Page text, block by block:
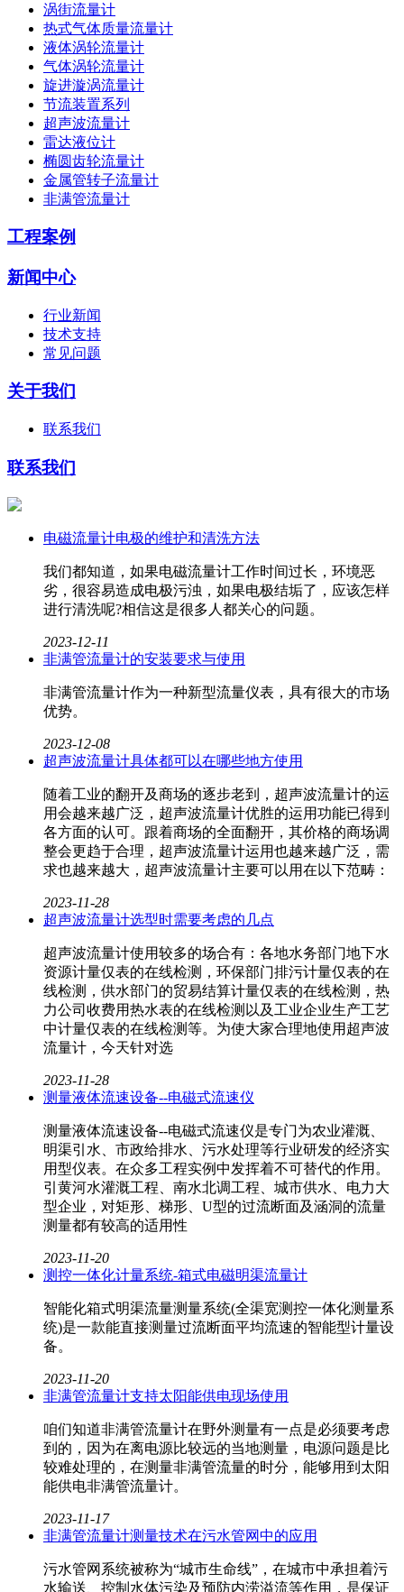
涡街流量计
热式气体质量流量计
液体涡轮流量计
气体涡轮流量计
旋进漩涡流量计
节流装置系列
超声波流量计
雷达液位计
椭圆齿轮流量计
金属管转子流量计
非满管流量计
工程案例
新闻中心
行业新闻
技术支持
常见问题
关于我们
联系我们
联系我们
电磁流量计电极的维护和清洗方法
我们都知道，如果电磁流量计​工作时间过长，环境恶
劣，很容易造成电极污浊，如果电极结垢了，应该怎样
进行清洗呢?相信这是很多人都关心的问题。
2023-12-11
非满管流量计的安装要求与使用
非满管流量计作为一种新型流量仪表，具有很大的市场
优势。
2023-12-08
超声波流量计具体都可以在哪些地方使用
随着工业的翻开及商场的逐步老到，超声波流量计​的运
用会越来越广泛，超声波流量计优胜的运用功能已得到
各方面的认可。跟着商场的全面翻开，其价格的商场调
整会更趋于合理，超声波流量计运用也越来越广泛，需
求也越来越大，超声波流量计主要可以用在以下范畴：
2023-11-28
超声波流量计选型时需要考虑的几点
超声波流量计​使用较多的场合有：各地水务部门地下水
资源计量仅表的在线检测，环保部门排污计量仅表的在
线检测，供水部门的贸易结算计量仅表的在线检测，热
力公司收费用热水表的在线检测以及工业企业生产工艺
中计量仅表的在线检测等。为使大家合理地使用超声波
流量计，今天针对选
2023-11-28
测量液体流速设备--电磁式流速仪
测量液体流速设备--电磁式流速仪是专门为农业灌溉、
明渠引水、市政给排水、污水处理等行业研发的经济实
用型仪表。在众多工程实例中发挥着不可替代的作用。
引黄河水灌溉工程、南水北调工程、城市供水、电力大
型企业，对矩形、梯形、U型的过流断面及涵洞的流量
测量都有较高的适用性
2023-11-20
测控一体化计量系统-箱式电磁明渠流量计
智能化箱式明渠流量测量系统(全渠宽测控一体化测量系
统)是一款能直接测量过流断面平均流速的智能型计量设
备。
2023-11-20
非满管流量计支持太阳能供电现场使用
咱们知道非满管流量计​在野外测量有一点是必须要考虑
到的，因为在离电源比较远的当地测量，电源问题是比
较难处理的，在测量非满管流量的时分，能够用到太阳
能供电非满管流量计。
2023-11-17
非满管流量计测量技术在污水管网中的应用
污水管网系统被称为“城市生命线”，在城市中承担着污
水输送、控制水体污染及预防内涝溢流等作用，是保证